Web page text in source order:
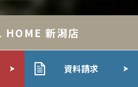
HOME 新潟店
資料請求